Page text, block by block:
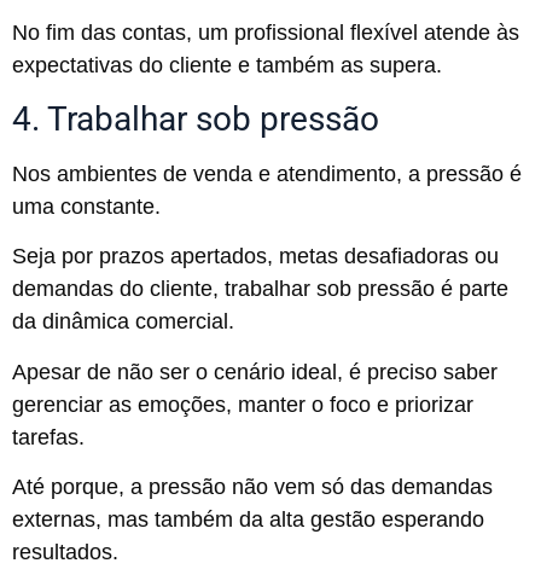
No fim das contas, um profissional flexível atende às
expectativas do cliente e também as supera.
4. Trabalhar sob pressão
Nos ambientes de venda e atendimento, a pressão é
uma constante.
Seja por prazos apertados, metas desafiadoras ou
demandas do cliente, trabalhar sob pressão é parte
da dinâmica comercial.
Apesar de não ser o cenário ideal, é preciso saber
gerenciar as emoções, manter o foco e priorizar
tarefas.
Até porque, a pressão não vem só das demandas
externas, mas também da alta gestão esperando
resultados.